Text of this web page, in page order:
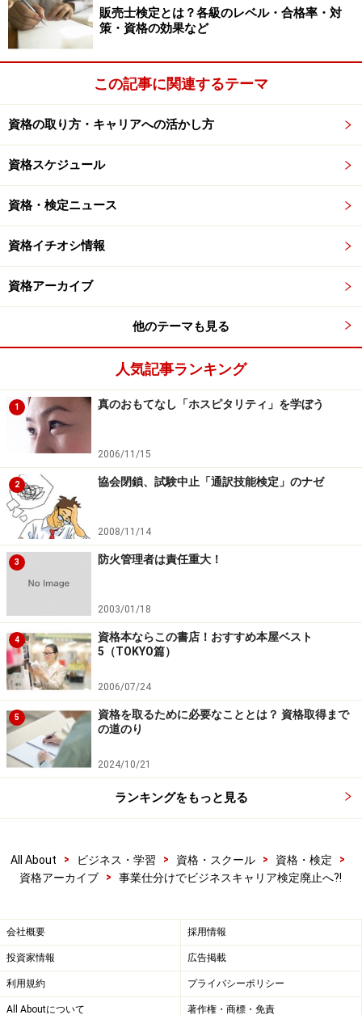
販売士検定とは？各級のレベル・合格率・対
策・資格の効果など
この記事に関連するテーマ
資格の取り方・キャリアへの活かし方
資格スケジュール
資格・検定ニュース
資格イチオシ情報
資格アーカイブ
他のテーマも見る
人気記事ランキング
1 真のおもてなし「ホスピタリティ」を学ぼう
2006/11/15
2 協会閉鎖、試験中止「通訳技能検定」のナゼ
2008/11/14
3 防火管理者は責任重大！
2003/01/18
4
資格本ならこの書店！おすすめ本屋ベスト
5（TOKYO篇）
2006/07/24
5
資格を取るために必要なこととは？ 資格取得まで
の道のり
2024/10/21
ランキングをもっと見る
All About > ビジネス・学習 > 資格・スクール > 資格・検定
>
資格アーカイブ
> 事業仕分けでビジネスキャリア検定廃止へ?!
会社概要 採用情報
投資家情報 広告掲載
利用規約 プライバシーポリシー
All Aboutについて 著作権・商標・免責